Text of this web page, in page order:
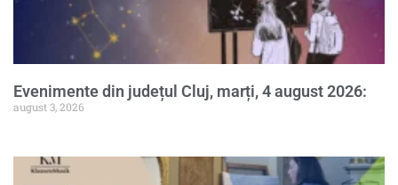
Evenimente din județul Cluj, marți, 4 august 2026:
august 3, 2026